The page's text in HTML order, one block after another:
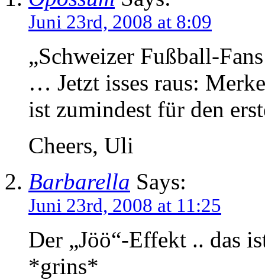
Juni 23rd, 2008 at 8:09
„Schweizer Fußball-
… Jetzt isses raus:
ist zumindest für den
Cheers, Uli
Barbarella Says:
Juni 23rd, 2008 at 11:25
Der „Jöö“-Effekt .. das
*grins*